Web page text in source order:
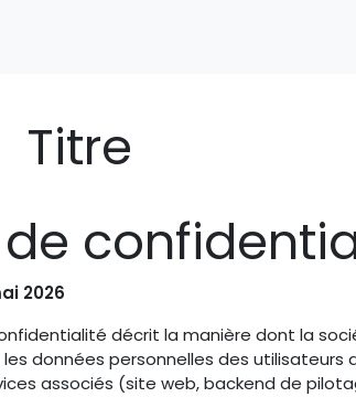
Titre
2026
décrit la manière dont la
données personnelles des utilisateurs
associés (site web, backend de